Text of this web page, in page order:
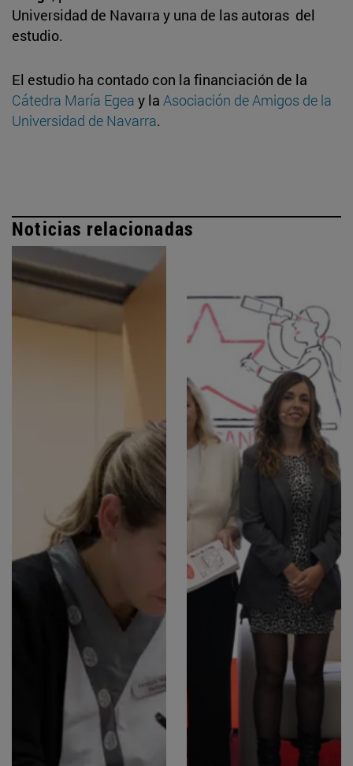
Universidad de Navarra y una de las autoras del
estudio.
El estudio ha contado con la financiación de la
Cátedra María Egea y la Asociación de Amigos de la
Universidad de Navarra.
Noticias relacionadas